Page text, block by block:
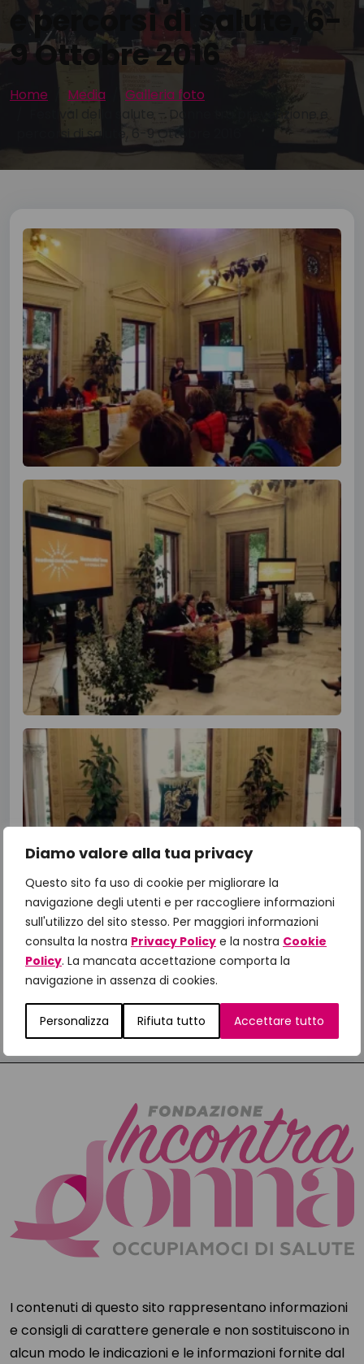
Diamo valore alla tua privacy
Questo sito fa uso di cookie per migliorare la
navigazione degli utenti e per raccogliere informazioni
sull'utilizzo del sito stesso. Per maggiori informazioni
consulta la nostra Privacy Policy e la nostra Cookie
Policy. La mancata accettazione comporta la
navigazione in assenza di cookies.
Personalizza Rifiuta tutto Accettare tutto
e percorsi di salute, 6-
9 Ottobre 2016
Home Media
Galleria foto
percorsi di salute, 6-9 Ottobre 2016
I contenuti di questo sito rappresentano informazioni
e consigli di carattere generale e non sostituiscono in
alcun modo le indicazioni e le informazioni fornite dal